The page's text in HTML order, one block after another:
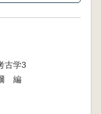
古学3
編